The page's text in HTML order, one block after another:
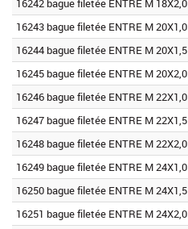
16242 bague filetée ENTRE M 18X2,0
16243 bague filetée ENTRE M 20X1,0
16244 bague filetée ENTRE M 20X1,5
16245 bague filetée ENTRE M 20X2,0
16246 bague filetée ENTRE M 22X1,0
16247 bague filetée ENTRE M 22X1,5
16248 bague filetée ENTRE M 22X2,0
16249 bague filetée ENTRE M 24X1,0
16250 bague filetée ENTRE M 24X1,5
16251 bague filetée ENTRE M 24X2,0